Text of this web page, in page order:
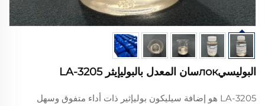
البوليسيлокسان المعدل بالبوليإيثر LA-3205
LA-3205 هو إضافة سيليكون بوليإثير ذات أداء متفوق وسهل